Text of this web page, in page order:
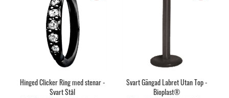
Hinged Clicker Ring med stenar -
Svart Stål
Svart Gängad Labret Utan Top -
Bioplast®